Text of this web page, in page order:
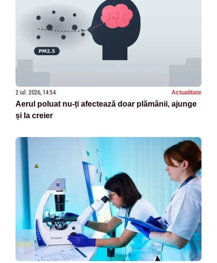
2 iul. 2026, 14:54 Actualitate
Aerul poluat nu-ți afectează doar plămânii, ajunge
și la creier